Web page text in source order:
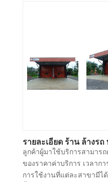
รายละเอียด ร้าน ล้างร
ลูกค้าผู้มาใช้บริการสามาร
ของราคาค่าบริการ เวลาก
การใช้งานที่แต่ละสาขามีไ